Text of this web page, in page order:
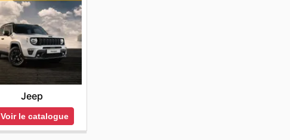
Jeep
Voir le catalogue